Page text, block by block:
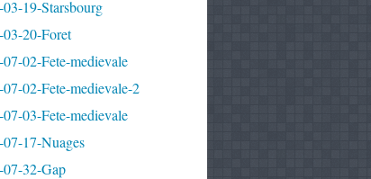
19-Starsbourg
20-Foret
02-Fete-medievale
02-Fete-medievale-2
03-Fete-medievale
17-Nuages
32-Gap